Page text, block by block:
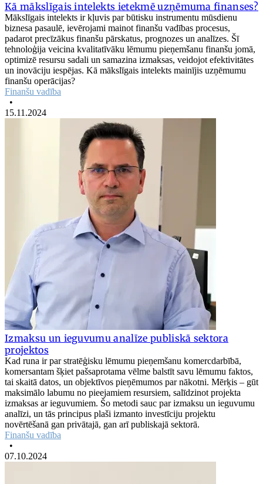
Kā mākslīgais intelekts ietekmē uzņēmuma finanses?
Mākslīgais intelekts ir kļuvis par būtisku instrumentu mūsdienu
biznesa pasaulē, ievērojami mainot finanšu vadības procesus,
padarot precīzākus finanšu pārskatus, prognozes un analīzes. Šī
tehnoloģija veicina kvalitatīvāku lēmumu pieņemšanu finanšu jomā,
optimizē resursu sadali un samazina izmaksas, veidojot efektivitātes
un inovāciju iespējas. Kā mākslīgais intelekts mainījis uzņēmumu
finanšu operācijas?
Finanšu vadība
•
15.11.2024
Izmaksu un ieguvumu analīze publiskā sektora
projektos
Kad runa ir par stratēģisku lēmumu pieņemšanu komercdarbībā,
komersantam šķiet pašsaprotama vēlme balstīt savu lēmumu faktos,
tai skaitā datos, un objektīvos pieņēmumos par nākotni. Mērķis – gūt
maksimālo labumu no pieejamiem resursiem, salīdzinot projekta
izmaksas ar ieguvumiem. Šo metodi sauc par izmaksu un ieguvumu
analīzi, un tās principus plaši izmanto investīciju projektu
novērtēšanā gan privātajā, gan arī publiskajā sektorā.
Finanšu vadība
•
07.10.2024